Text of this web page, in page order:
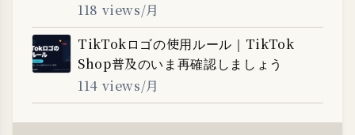
118 views/月
TikTokロゴの使用ルール｜TikTok
Shop普及のいま再確認しましょう
114 views/月